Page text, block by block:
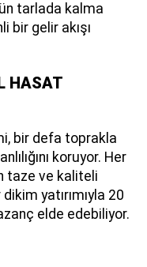
tarlada kalma
bir gelir akışı
HASAT
bir defa toprakla
koruyor. Her
taze ve kaliteli
yatırımıyla 20
elde edebiliyor.